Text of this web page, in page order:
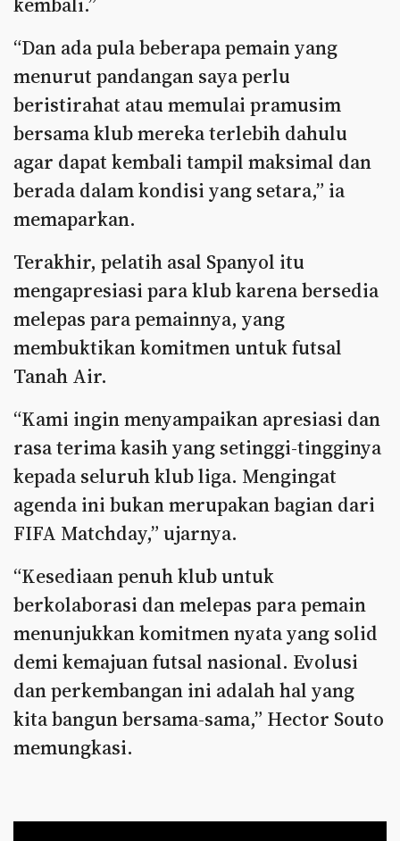
“Dan ada pula beberapa pemain yang
menurut pandangan saya perlu
beristirahat atau memulai pramusim
bersama klub mereka terlebih dahulu
agar dapat kembali tampil maksimal dan
berada dalam kondisi yang setara,” ia
memaparkan.
Terakhir, pelatih asal Spanyol itu
mengapresiasi para klub karena bersedia
melepas para pemainnya, yang
membuktikan komitmen untuk futsal
Tanah Air.
“Kami ingin menyampaikan apresiasi dan
rasa terima kasih yang setinggi-tingginya
kepada seluruh klub liga. Mengingat
agenda ini bukan merupakan bagian dari
FIFA Matchday,” ujarnya.
“Kesediaan penuh klub untuk
berkolaborasi dan melepas para pemain
menunjukkan komitmen nyata yang solid
demi kemajuan futsal nasional. Evolusi
dan perkembangan ini adalah hal yang
kita bangun bersama-sama,” Hector Souto
memungkasi.